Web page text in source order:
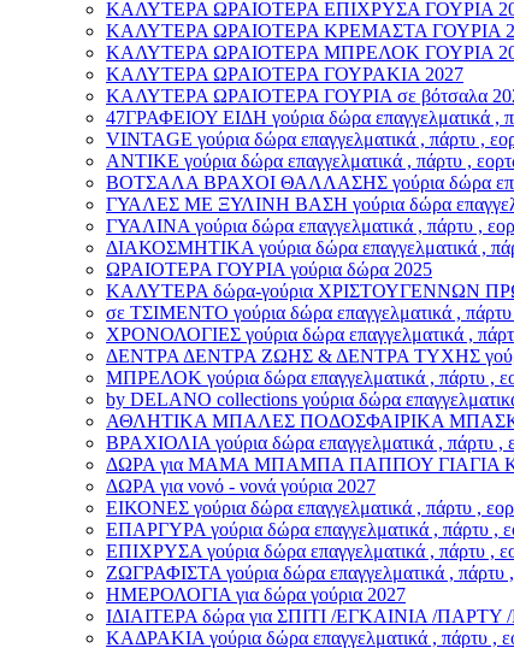
ΚΑΛΥΤΕΡΑ ΩΡΑΙΟΤΕΡΑ ΕΠΙΧΡΥΣΑ ΓΟΥΡΙΑ
ΚΑΛΥΤΕΡΑ ΩΡΑΙΟΤΕΡΑ ΚΡΕΜΑΣΤΑ ΓΟΥΡΙΑ
ΚΑΛΥΤΕΡΑ ΩΡΑΙΟΤΕΡΑ ΜΠΡΕΛΟΚ ΓΟΥΡΙΑ
ΚΑΛΥΤΕΡΑ ΩΡΑΙΟΤΕΡΑ ΓΟΥΡΑΚΙΑ 2027
ΚΑΛΥΤΕΡΑ ΩΡΑΙΟΤΕΡΑ ΓΟΥΡΙΑ σε βότσαλα
47ΓΡΑΦΕΙΟΥ ΕΙΔΗ γούρια δώρα επαγγελματικά ,
VINTAGE γούρια δώρα επαγγελματικά , πάρτυ ,
ΑΝΤΙΚΕ γούρια δώρα επαγγελματικά , πάρτυ ,
ΒΟΤΣΑΛΑ ΒΡΑΧΟΙ ΘΑΛΛΑΣΗΣ γούρια δώρα
ΓΥΑΛΕΣ ΜΕ ΞΥΛΙΝΗ ΒΑΣΗ γούρια δώρα
ΓΥΑΛΙΝΑ γούρια δώρα επαγγελματικά , πάρτυ ,
ΔΙΑΚΟΣΜΗΤΙΚΑ γούρια δώρα επαγγελματικά ,
ΩΡΑΙΟΤΕΡΑ ΓΟΥΡΙΑ γούρια δώρα 2025
ΚΑΛΥΤΕΡΑ δώρα-γούρια ΧΡΙΣΤΟΥΓΕΝΝΩΝ
σε ΤΣΙΜΕΝΤΟ γούρια δώρα επαγγελματικά , πάρτυ
ΧΡΟΝΟΛΟΓΙΕΣ γούρια δώρα επαγγελματικά ,
ΔΕΝΤΡΑ ΔΕΝΤΡΑ ΖΩΗΣ & ΔΕΝΤΡΑ ΤΥΧΗΣ γούρια
ΜΠΡΕΛΟΚ γούρια δώρα επαγγελματικά , πάρτυ ,
by DELANO collections γούρια δώρα
ΑΘΛΗΤΙΚΑ ΜΠΑΛΕΣ ΠΟΔΟΣΦΑΙΡΙΚΑ ΜΠΑΣΚΕΤΙΚΑ
ΒΡΑΧΙΟΛΙA γούρια δώρα επαγγελματικά , πάρτυ ,
ΔΩΡΑ για ΜΑΜΑ ΜΠΑΜΠΑ ΠΑΠΠΟΥ ΓΙΑΓΙΑ
ΔΩΡΑ για νονό - νονά γούρια 2027
ΕΙΚΟΝΕΣ γούρια δώρα επαγγελματικά , πάρτυ ,
ΕΠΑΡΓΥΡΑ γούρια δώρα επαγγελματικά , πάρτυ ,
ΕΠΙΧΡΥΣΑ γούρια δώρα επαγγελματικά , πάρτυ ,
ΖΩΓΡΑΦΙΣΤΑ γούρια δώρα επαγγελματικά , πάρτυ ,
ΗΜΕΡΟΛΟΓΙΑ για δώρα γούρια 2027
ΙΔΙΑΙΤΕΡΑ δώρα για ΣΠΙΤΙ /ΕΓΚΑΙΝΙΑ /
ΚΑΔΡΑΚΙΑ γούρια δώρα επαγγελματικά , πάρτυ ,